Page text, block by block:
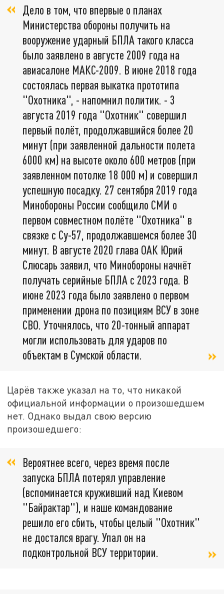
Дело в том, что впервые о планах
Министерства обороны получить на
вооружение ударный БПЛА такого класса
было заявлено в августе 2009 года на
авиасалоне МАКС-2009. В июне 2018 года
состоялась первая выкатка прототипа
"Охотника", - напомнил политик. - 3
августа 2019 года "Охотник" совершил
первый полёт, продолжавшийся более 20
минут (при заявленной дальности полета
6000 км) на высоте около 600 метров (при
заявленном потолке 18 000 м) и совершил
успешную посадку. 27 сентября 2019 года
Минобороны России сообщило СМИ о
первом совместном полёте "Охотника" в
связке с Су-57, продолжавшемся более 30
минут. В августе 2020 глава ОАК Юрий
Слюсарь заявил, что Минобороны начнёт
получать серийные БПЛА с 2023 года. В
июне 2023 года было заявлено о первом
применении дрона по позициям ВСУ в зоне
СВО. Уточнялось, что 20-тонный аппарат
могли использовать для ударов по
объектам в Сумской области.
Царёв также указал на то, что никакой
официальной информации о произошедшем
нет. Однако выдал свою версию
произошедшего:
Вероятнее всего, через время после
запуска БПЛА потерял управление
(вспоминается круживший над Киевом
"Байрактар"), и наше командование
решило его сбить, чтобы целый "Охотник"
не достался врагу. Упал он на
подконтрольной ВСУ территории.